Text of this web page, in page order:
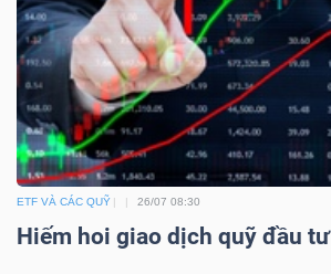
ETF VÀ CÁC QUỸ 26/07 08:30
Hiếm hoi giao dịch quỹ đầu tư